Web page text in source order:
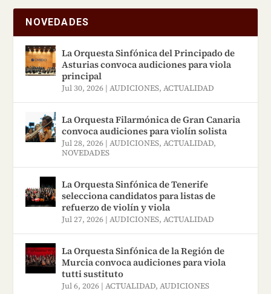
NOVEDADES
La Orquesta Sinfónica del Principado de
Asturias convoca audiciones para viola
principal
Jul 30, 2026 |AUDICIONES,ACTUALIDAD
La Orquesta Filarmónica de Gran Canaria
convoca audiciones para violín solista
Jul 28, 2026 |AUDICIONES,ACTUALIDAD,
NOVEDADES
La Orquesta Sinfónica de Tenerife
selecciona candidatos para listas de
refuerzo de violín y viola
Jul 27, 2026 |AUDICIONES,ACTUALIDAD
La Orquesta Sinfónica de la Región de
Murcia convoca audiciones para viola
tutti sustituto
Jul 6, 2026 |ACTUALIDAD,AUDICIONES